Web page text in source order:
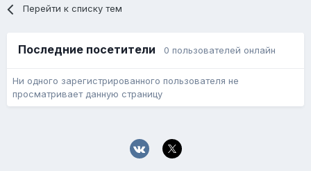
Перейти к списку тем
Последние посетители 0 пользователей онлайн
Ни одного зарегистрированного пользователя не
просматривает данную страницу